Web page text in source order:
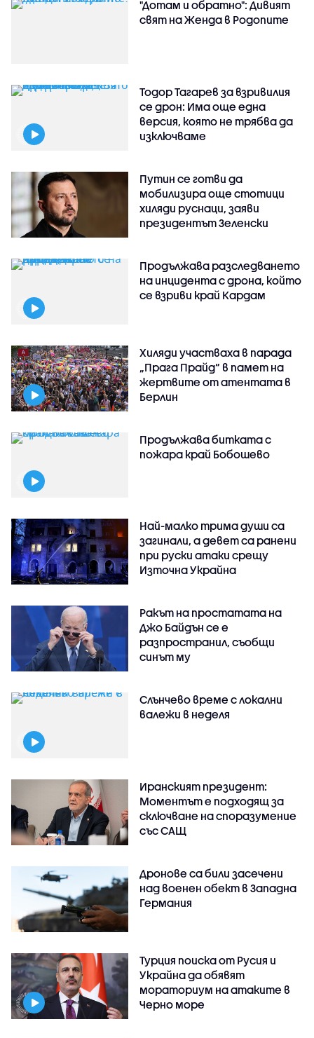
"Дотам и обратно": Дивият
свят на Женда в Родопите
Тодор Тагарев за взривилия
се дрон: Има още една
версия, която не трябва да
изключваме
Путин се готви да
мобилизира още стотици
хиляди руснаци, заяви
президентът Зеленски
Продължава разследването
на инцидента с дрона, който
се взриви край Кардам
Хиляди участваха в парада
„Прага Прайд“ в памет на
жертвите от атентата в
Берлин
Продължава битката с
пожара край Бобошево
Най-малко трима души са
загинали, а девет са ранени
при руски атаки срещу
Източна Украйна
Ракът на простатата на
Джо Байдън се е
разпространил, съобщи
синът му
Слънчево време с локални
валежи в неделя
Иранският президент:
Моментът е подходящ за
сключване на споразумение
със САЩ
Дронове са били засечени
над военен обект в Западна
Германия
Турция поиска от Русия и
Украйна да обявят
мораториум на атаките в
Черно море